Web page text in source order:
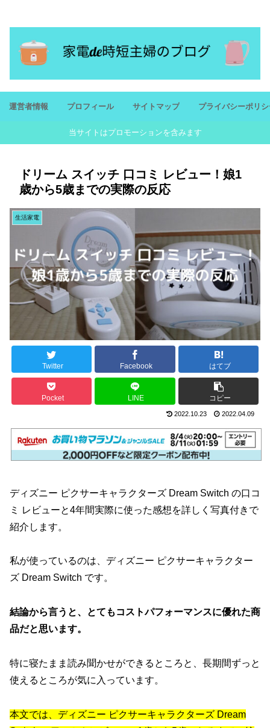
運営者情報 プロフィール サイトマップ プライバシーポリシ
当サイトはプロモーションを含みます
ドリーム スイッチ 口コミ レビュー！娘1
歳から5歳までの実際の反応
生活家電
Twitter Facebook はてブ
Pocket LINE コピー
2022.10.23 2022.04.09
ディズニー ピクサーキャラクターズ Dream Switch の口コ
ミ レビューと4年間実際に使った感想を詳しく写真付きで
紹介します。
私が使っているのは、ディズニー ピクサーキャラクター
ズ Dream Switch です。
結論から言うと、とてもコストパフォーマンスに優れた商
品だと思います。
特に寝たまま読み聞かせができるところと、長期間ずっと
使えるところが気に入っています。
本文では、ディズニー ピクサーキャラクターズ Dream